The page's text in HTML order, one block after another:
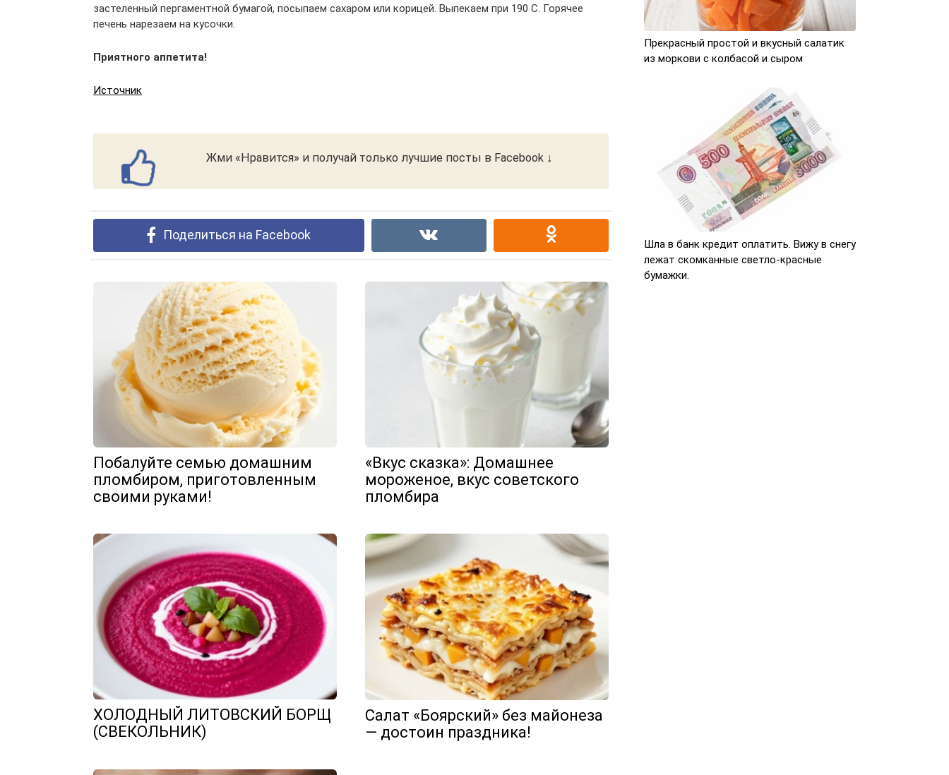
застеленный пергаментной бумагой, посыпаем сахаром или корицей. Выпекаем при 190 С. Горячее
печень нарезаем на кусочки.
Приятного аппетита!
Источник
Жми «Нравится» и получай только лучшие посты в Facebook ↓
Поделиться на Facebook
Побалуйте семью домашним
пломбиром, приготовленным
своими руками!
«Вкус сказка»: Домашнее
мороженое, вкус советского
пломбира
ХОЛОДНЫЙ ЛИТОВСКИЙ БОРЩ
(СВЕКОЛЬНИК)
Салат «Боярский» без майонеза
— достоин праздника!
Прекрасный простой и вкусный салатик
из моркови с колбасой и сыром
Шла в банк кредит оплатить. Вижу в снегу
лежат скомканные светло-красные
бумажки.